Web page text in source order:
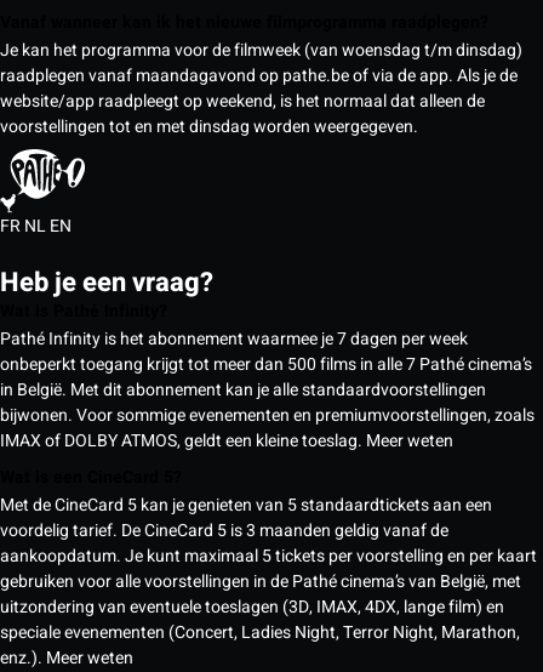
Je kan het programma voor de filmweek (van woensdag t/m dinsdag)
raadplegen vanaf maandagavond op pathe.be of via de app. Als je de
website/app raadpleegt op weekend, is het normaal dat alleen de
voorstellingen tot en met dinsdag worden weergegeven.
FRNLEN
Heb je een vraag?
Pathé Infinity is het abonnement waarmee je 7 dagen per week
onbeperkt toegang krijgt tot meer dan 500 films in alle 7 Pathé cinema’s
in België. Met dit abonnement kan je alle standaardvoorstellingen
bijwonen. Voor sommige evenementen en premiumvoorstellingen, zoals
IMAX of DOLBY ATMOS, geldt een kleine toeslag. Meer weten
Met de CineCard 5 kan je genieten van 5 standaardtickets aan een
voordelig tarief. De CineCard 5 is 3 maanden geldig vanaf de
aankoopdatum. Je kunt maximaal 5 tickets per voorstelling en per kaart
gebruiken voor alle voorstellingen in de Pathé cinema’s van België, met
uitzondering van eventuele toeslagen (3D, IMAX, 4DX, lange film) en
speciale evenementen (Concert, Ladies Night, Terror Night, Marathon,
enz.). Meer weten